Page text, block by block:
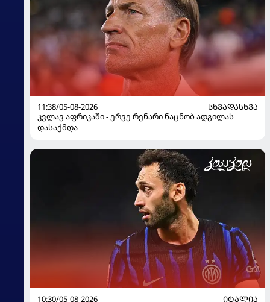
11:38/05-08-2026
ᲡᲮᲕᲐᲓᲐᲡᲮᲕᲐ
კვლავ აფრიკაში - ერვე რენარი ნაცნობ ადგილას
დასაქმდა
10:30/05-08-2026
ᲘᲢᲐᲚᲘᲐ